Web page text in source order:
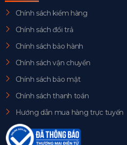
Chính sách kiểm hàng
Chính sách đổi trả
Chính sách bảo hành
Chính sách vận chuyển
Chính sách bảo mật
Chính sách thanh toán
Hướng dẫn mua hàng trực tuyến